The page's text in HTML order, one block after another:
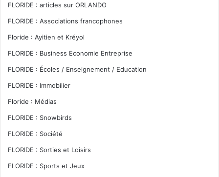
FLORIDE : articles sur ORLANDO
FLORIDE : Associations francophones
Floride : Ayitien et Kréyol
FLORIDE : Business Economie Entreprise
FLORIDE : Écoles / Enseignement / Education
FLORIDE : Immobilier
Floride : Médias
FLORIDE : Snowbirds
FLORIDE : Société
FLORIDE : Sorties et Loisirs
FLORIDE : Sports et Jeux